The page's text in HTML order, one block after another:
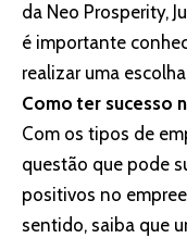
da Neo Prosperity,
é importante
realizar uma
Como ter sucesso
Com os tipos de
questão que pode
positivos no
sentido, saiba que